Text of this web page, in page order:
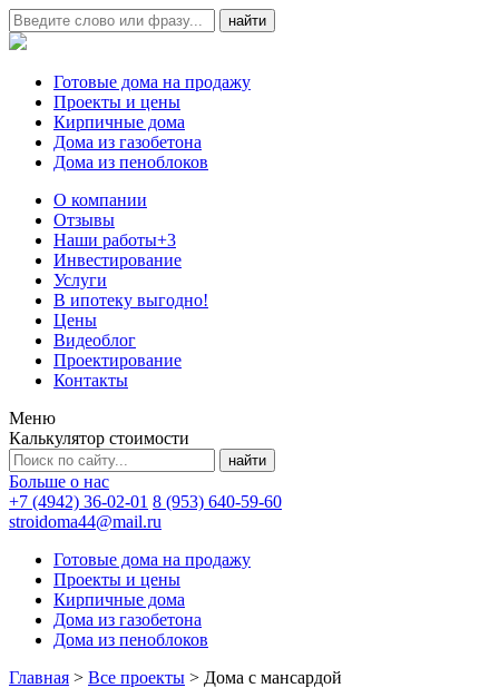
Готовые дома на продажу
Проекты и цены
Кирпичные дома
Дома из газобетона
Дома из пеноблоков
О компании
Отзывы
Наши работы+3
Инвестирование
Услуги
В ипотеку выгодно!
Цены
Видеоблог
Проектирование
Контакты
Меню
Калькулятор стоимости
Больше о нас
+7 (4942) 36-02-01 8 (953) 640-59-60
stroidoma44@mail.ru
Готовые дома на продажу
Проекты и цены
Кирпичные дома
Дома из газобетона
Дома из пеноблоков
Главная > Все проекты > Дома с мансардой